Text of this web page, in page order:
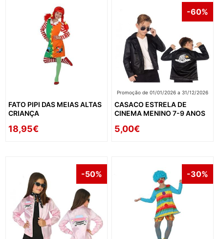
FATO PIPI DAS MEIAS ALTAS
CRIANÇA
18,95€
-60%
Promoção de 01/01/2026 a 31/12/2026
CASACO ESTRELA DE
CINEMA MENINO 7-9 ANOS
5,00€
-50% -30%